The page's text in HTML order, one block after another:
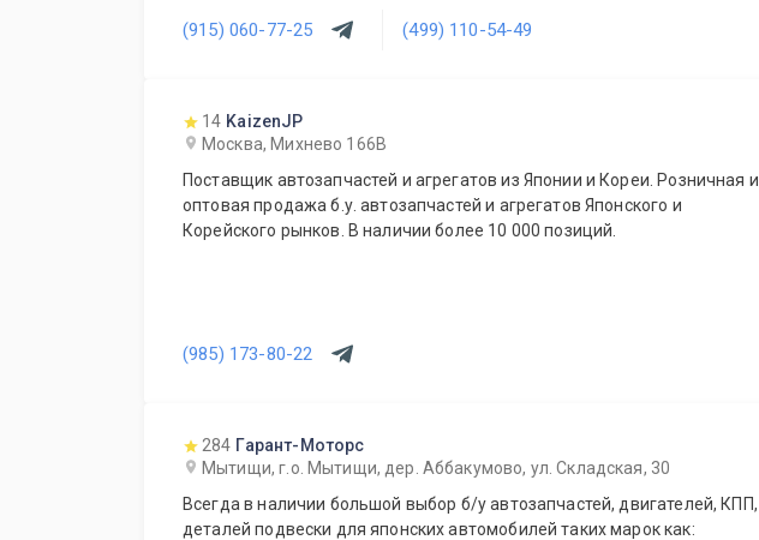
(915) 060-77-25 (499) 110-54-49
14 KaizenJP
Москва, Михнево 166В
Поставщик автозапчастей и агрегатов из Японии и Кореи. Розничная и
оптовая продажа б.у. автозапчастей и агрегатов Японского и
Корейского рынков. В наличии более 10 000 позиций.
(985) 173-80-22
284 Гарант-Моторс
Мытищи, г.о. Мытищи, дер. Аббакумово, ул. Складская, 30
Всегда в наличии большой выбор б/у автозапчастей, двигателей, КПП,
деталей подвески для японских автомобилей таких марок как: